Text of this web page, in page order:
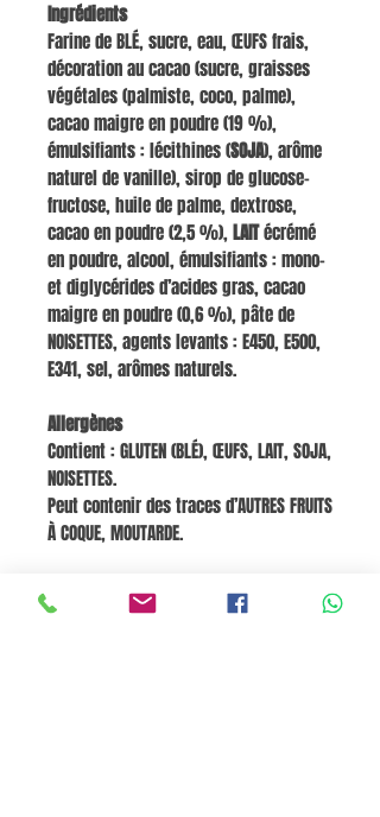
Ingrédients
Farine de BLÉ, sucre, eau, ŒUFS frais,
décoration au cacao (sucre, graisses
végétales (palmiste, coco, palme),
cacao maigre en poudre (19 %),
émulsifiants : lécithines (SOJA), arôme
naturel de vanille), sirop de glucose-
fructose, huile de palme, dextrose,
cacao en poudre (2,5 %),LAITécrémé
en poudre, alcool, émulsifiants : mono-
et diglycérides d’acides gras, cacao
maigre en poudre (0,6 %), pâte de
NOISETTES, agents levants : E450, E500,
E341, sel, arômes naturels.
Allergènes
Contient : GLUTEN (BLÉ), ŒUFS, LAIT, SOJA,
NOISETTES.
Peut contenir des traces d’AUTRES FRUITS
À COQUE, MOUTARDE.
Valeurs nutritionnelles (pour 100 g)
Énergie : 1600 kJ / 380 kcal